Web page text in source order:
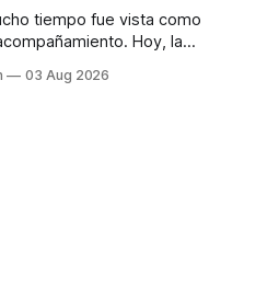
tiempo fue vista como
Hoy, la
de quienes buscan
03 Aug 2026